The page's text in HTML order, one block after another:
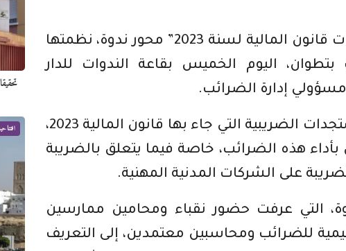
شكل موضوع “الملف الضريبي وفق مستجدات قانون المالية لسنة 2023” محور ندوة، نظمتها
اليوم الخميس بقاعة الندوات للدار
إدارة الضرائب.
وتهدف هذه الفعالية إلى تبسيط وشرح المستجدات الضريبية التي جاء بها قانون المالية 2023،
هذه الضرائب، خاصة فيما يتعلق بالضريبة
على الشركات المدنية المهنية.
التي عرفت حضور نقباء ومحامين ممارسين
للضرائب ومحاسبين معتمدين، إلى التعريف